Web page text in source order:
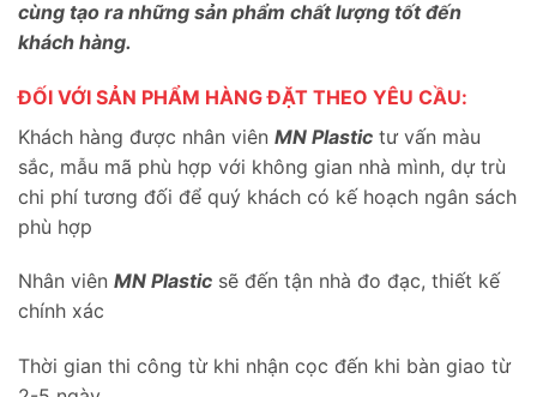
cùng tạo ra những sản phẩm chất lượng tốt đến
khách hàng.
ĐỐI VỚI SẢN PHẨM HÀNG ĐẶT THEO YÊU CẦU:
Khách hàng được nhân viên MN Plastic tư vấn màu
sắc, mẫu mã phù hợp với không gian nhà mình, dự trù
chi phí tương đối để quý khách có kế hoạch ngân sách
phù hợp
Nhân viên MN Plastic sẽ đến tận nhà đo đạc, thiết kế
chính xác
Thời gian thi công từ khi nhận cọc đến khi bàn giao từ